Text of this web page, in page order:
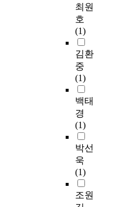
최원
호
(1)
김환
중
(1)
백태
경
(1)
박선
욱
(1)
조원